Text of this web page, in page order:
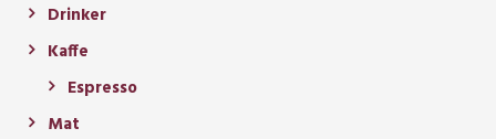
Drinker
Kaffe
Espresso
Mat